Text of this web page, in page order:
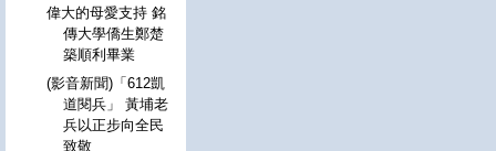
偉大的母愛支持 銘
傳大學僑生鄭楚
築順利畢業
(影音新聞)「612凱
道閱兵」 黃埔老
兵以正步向全民
致敬